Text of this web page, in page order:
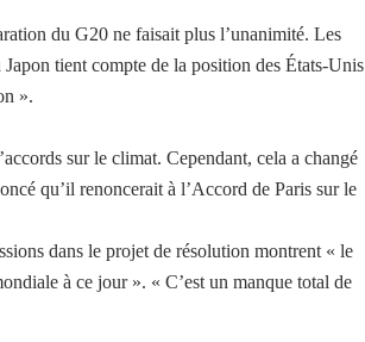
du G20 ne faisait plus l’unanimité. Les
tient compte de la position des États-Unis
».
sur le climat. Cependant, cela a changé
qu’il renoncerait à l’Accord de Paris sur le
dans le projet de résolution montrent « le
à ce jour ». « C’est un manque total de